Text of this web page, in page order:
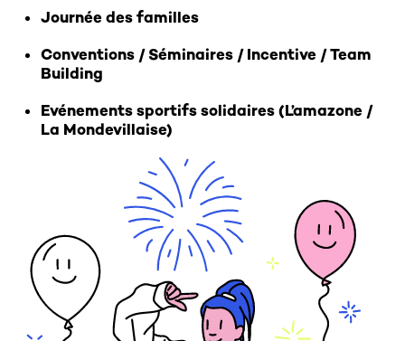
Journée des familles
Conventions / Séminaires / Incentive / Team
Building
Evénements sportifs solidaires (L’amazone /
La Mondevillaise)